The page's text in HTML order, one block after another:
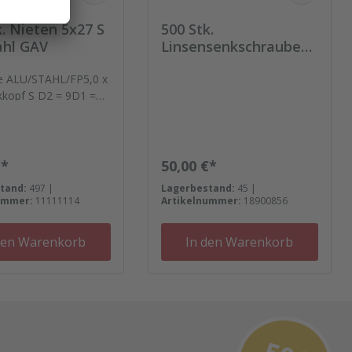
Nieten 5x27 S
GAV
ALU/STAHL/FP5,0 x
S D2 = 9D1 =
Preis:
497 |
11111114
Warenkorb
500 Stk.
Linsensenkschrauben
Regulärer Preis:
50,00 €*
Lagerbestand: 45 |
Artikelnummer: 18900856
In den Warenkorb